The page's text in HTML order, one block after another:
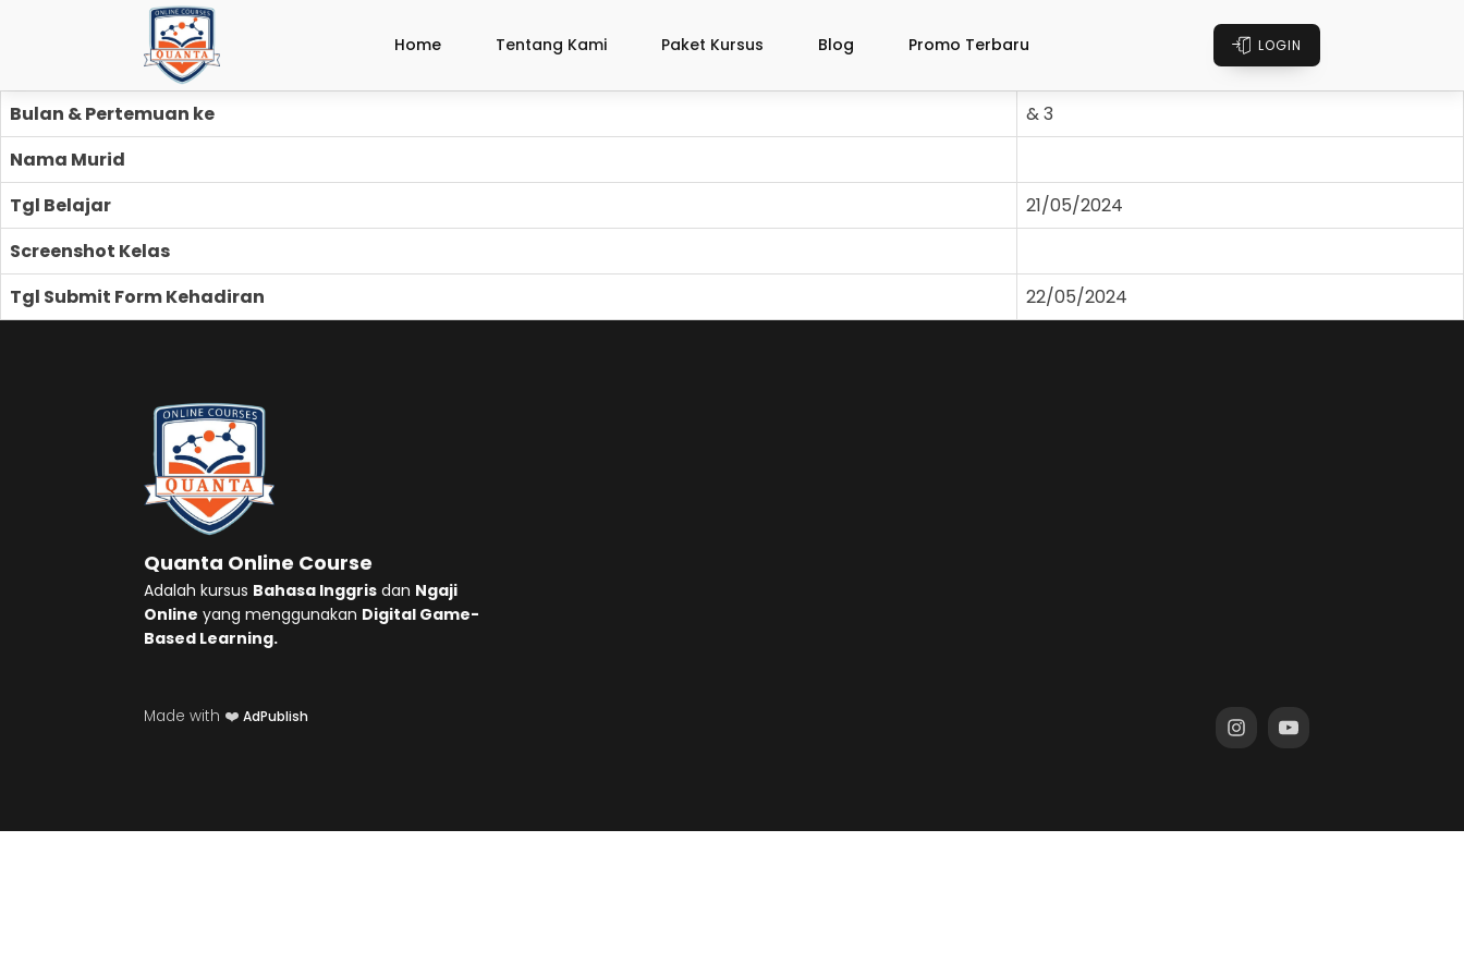
Home Tentang Kami Paket Kursus Blog Promo Terbaru LOGIN
Bulan & Pertemuan ke
& 3
Nama Murid
Tgl Belajar
21/05/2024
Screenshot Kelas
Tgl Submit Form Kehadiran
22/05/2024
Quanta Online Course
Adalah kursus Bahasa Inggris dan Ngaji
Online yang menggunakan Digital Game-
Based Learning.
Made with ❤️ AdPublish